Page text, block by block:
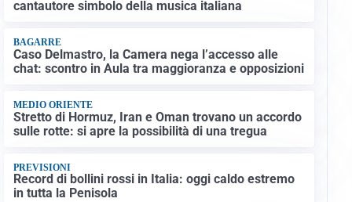
cantautore simbolo della musica italiana
BAGARRE
Caso Delmastro, la Camera nega l’accesso alle
chat: scontro in Aula tra maggioranza e opposizioni
MEDIO ORIENTE
Stretto di Hormuz, Iran e Oman trovano un accordo
sulle rotte: si apre la possibilità di una tregua
PREVISIONI
Record di bollini rossi in Italia: oggi caldo estremo
in tutta la Penisola